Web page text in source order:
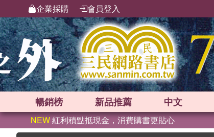
企業採購 會員登入
暢銷榜 新品推薦 中文
NEW紅利積點抵現金，消費購書更貼心